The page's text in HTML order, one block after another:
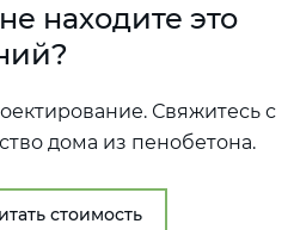
находите это
Свяжитесь с
дома из пенобетона.
стоимость